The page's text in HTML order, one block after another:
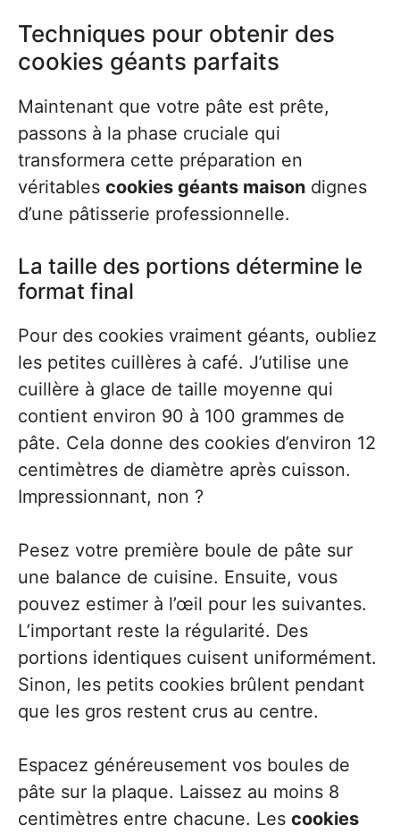
Techniques pour obtenir des
cookies géants parfaits
Maintenant que votre pâte est prête,
passons à la phase cruciale qui
transformera cette préparation en
véritables cookies géants maison dignes
d’une pâtisserie professionnelle.
La taille des portions détermine le
format final
Pour des cookies vraiment géants, oubliez
les petites cuillères à café. J’utilise une
cuillère à glace de taille moyenne qui
contient environ 90 à 100 grammes de
pâte. Cela donne des cookies d’environ 12
centimètres de diamètre après cuisson.
Impressionnant, non ?
Pesez votre première boule de pâte sur
une balance de cuisine. Ensuite, vous
pouvez estimer à l’œil pour les suivantes.
L’important reste la régularité. Des
portions identiques cuisent uniformément.
Sinon, les petits cookies brûlent pendant
que les gros restent crus au centre.
Espacez généreusement vos boules de
pâte sur la plaque. Laissez au moins 8
centimètres entre chacune. Les cookies